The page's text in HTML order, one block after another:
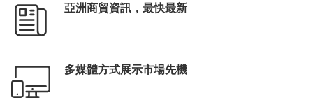
亞洲商貿資訊，最快最新
多媒體方式展示市場先機